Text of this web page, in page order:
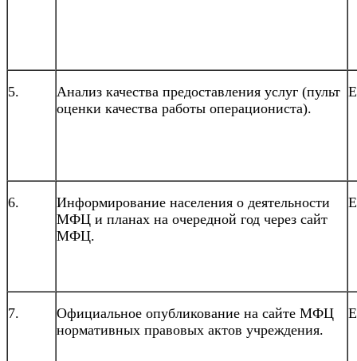
5.
Анализ качества предоставления услуг (пульт
оценки качества работы операциониста).
6.
Информирование населения о деятельности
МФЦ и планах на очередной год через сайт
МФЦ.
7.
Официальное опубликование на сайте МФЦ
нормативных правовых актов учреждения.